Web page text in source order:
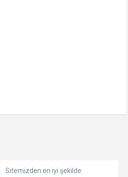
Sitemizden en iyi şekilde